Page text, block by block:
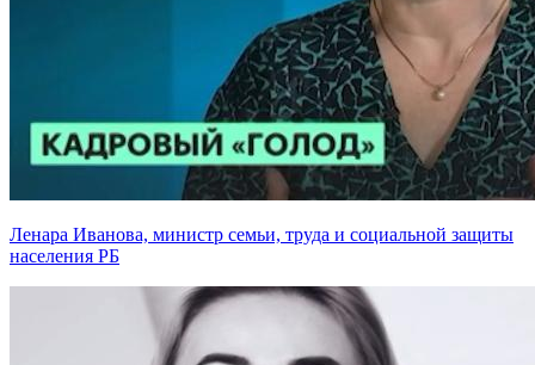
Ленара Иванова, министр семьи, труда и социальной защиты
населения РБ